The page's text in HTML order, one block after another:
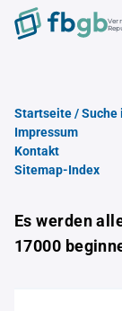
Startseite / Suche
Impressum
Kontakt
Sitemap-Index
Es werden
17000